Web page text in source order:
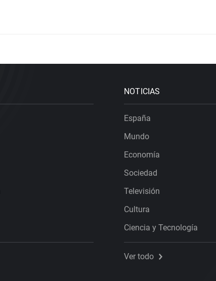
NOTICIAS
España
Mundo
Economía
Sociedad
Televisión
Cultura
Ciencia y Tecnología
Ver todo